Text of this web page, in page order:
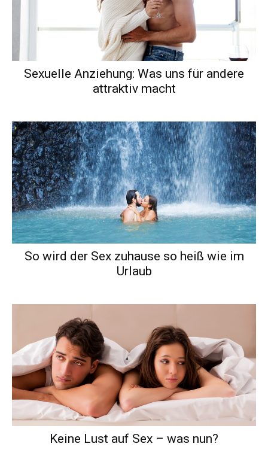
Sexuelle Anziehung: Was uns für andere
attraktiv macht
So wird der Sex zuhause so heiß wie im
Urlaub
Keine Lust auf Sex – was nun?